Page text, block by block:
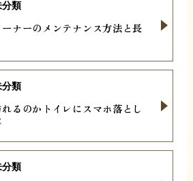
ナーのメンテナンス方法と長
分類
るのかトイレにスマホ落とし
分類
分類